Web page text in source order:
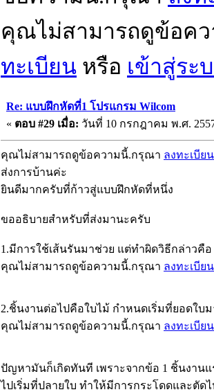
คุณไม่สามารถดูข้อค
ทะเบียน หรือ เข้าสู่ระ
Re: แบบฝึกหัดที่1 โปรแกรม Wilcom
« ตอบ #29 เมื่อ: วันที่ 10 กรกฎาคม พ.ศ.
คุณไม่สามารถดูข้อความนี้.กรุณา ลงทะเบียน
ส่งการบ้านค่ะ
ยินดีมากครับที่ก้าวสู่แบบฝึกหัดที่หนึ่ง
ขออธิบายสำหรับที่ส่งมานะครับ
1.มีการใช้เส้นรันมาช่วย แต่ทำผิดวิธีกล่าวคื
คุณไม่สามารถดูข้อความนี้.กรุณา ลงทะเบียน
2.ชิ้นงานต่อไปคือใบไม้ กำหนดเริ่มที่ยอดใบ
คุณไม่สามารถดูข้อความนี้.กรุณา ลงทะเบียน
ปัญหามันก็เกิดทันที เพราะจากข้อ 1 ชิ้นงาน
ไปเริ่มที่ปลายใบ ทำให้มีการกระโดดและตั